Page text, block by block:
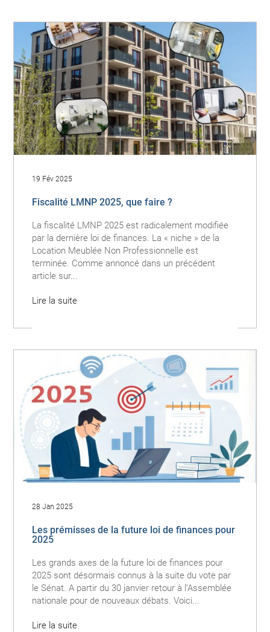
Fiscalité LMNP 2025, que faire ?
La fiscalité LMNP 2025 est radicalement modifiée
par la dernière loi de finances. La « niche » de la
Location Meublée Non Professionnelle est
terminée. Comme annoncé dans un précédent
article sur...
Lire la suite
19 Fév 2025
Les prémisses de la future loi de finances pour
2025
Les grands axes de la future loi de finances pour
2025 sont désormais connus à la suite du vote par
le Sénat. A partir du 30 janvier retour à l’Assemblée
nationale pour de nouveaux débats. Voici...
Lire la suite
28 Jan 2025